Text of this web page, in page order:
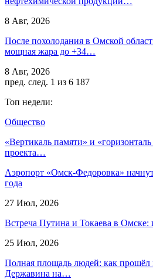
8 Авг, 2026
После похолодания в Омской
мощная жара до +34…
8 Авг, 2026
пред. след. 1 из 6 187
Топ недели:
Общество
«Вертикаль памяти» и
проекта…
Аэропорт «Омск‑Федоровка»
года
27 Июл, 2026
Встреча Путина и Токаева в Омске:
25 Июл, 2026
Полная площадь людей: как прошёл
Державина на…